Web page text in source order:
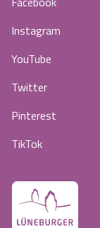
Instagram
YouTube
Twitter
Pinterest
TikTok